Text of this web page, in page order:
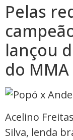
Pelas
lançou
do
Acelino
Silva, lenda